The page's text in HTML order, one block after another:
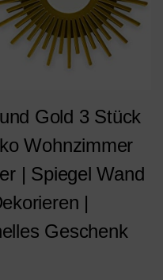
Gold 3 Stück
Wohnzimmer
| Spiegel Wand
|
Geschenk